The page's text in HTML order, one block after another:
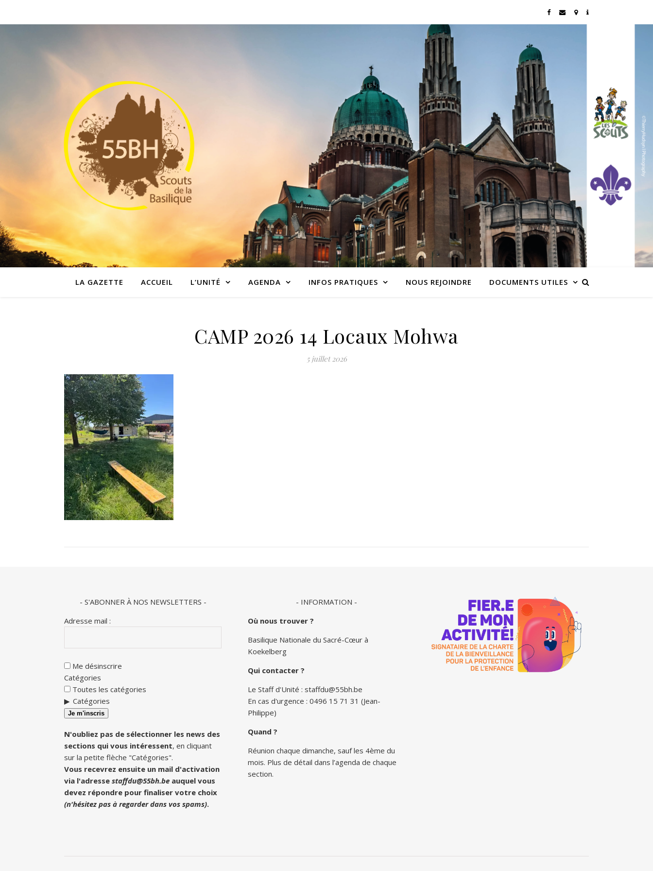
LA GAZETTE ACCUEIL L’UNITÉ AGENDA INFOS PRATIQUES NOUS REJOINDRE DOCUMENTS UTILES
CAMP 2026 14 Locaux Mohwa
5 juillet 2026
- S'ABONNER À NOS NEWSLETTERS -
Adresse mail :
Me désinscrire
Catégories
Toutes les catégories
Catégories
Je m'inscris
N'oubliez pas de sélectionner les news des
sections qui vous intéressent, en cliquant
sur la petite flèche "Catégories".
Vous recevrez ensuite un mail d'activation
via l'adresse staffdu@55bh.be auquel vous
devez répondre pour finaliser votre choix
(n'hésitez pas à regarder dans vos spams).
- INFORMATION -
Où nous trouver ?
Basilique Nationale du Sacré-Cœur à
Koekelberg
Qui contacter ?
Le Staff d'Unité : staffdu@55bh.be
En cas d'urgence : 0496 15 71 31 (Jean-
Philippe)
Quand ?
Réunion chaque dimanche, sauf les 4ème du
mois. Plus de détail dans l’agenda de chaque
section.